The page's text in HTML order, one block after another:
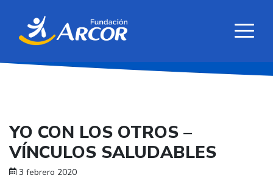
YO CON LOS OTROS –
VÍNCULOS SALUDABLES
3 febrero 2020